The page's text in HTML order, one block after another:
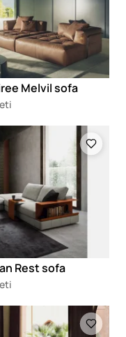
Melvil sofa
Rest sofa